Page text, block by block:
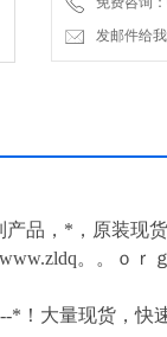
发邮件给我
产品，*，原装现
。。ｏｒｇ
*！大量现货，快